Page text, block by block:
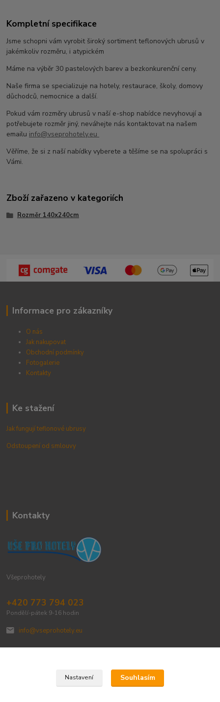
Kompletní specifikace
Jsme schopni vám vyrobit široký sortiment teflonových ubrusů v
jakémkoliv rozměru, i atypickém
Máme na výběr 30 pastelových barev a bezkonkurenční ceny.
Naše firma se specializuje na hotely, restaurace, školy, domovy
důchodců, nemocnice a další.
Pokud vám rozměry ubrusů v naší e-shop nabídce nevyhovují a
potřebujete rozměr jiný, neváhejte nás kontaktovat na našem
emailu info@vseprohotely.eu
Věříme, že si z naší nabídky vyberete a těšíme se na spolupráci s
Vámi.
Zboží zařazeno v kategoriích
Rozměr 140x240cm
Informace pro zákazníky
O nás
Jak nakupovat
Obchodní podmínky
Fotogalerie
Kontakty
Ke stažení
Jak fungují teflonové ubrusy
Odstoupení od smlouvy
Kontakty
Všeprohotely
+420 773 794 023
Pondělí-pátek 9-16 hodin
info@vseprohotely.eu
Upravit sběr cookies.
Nastavení Souhlasím